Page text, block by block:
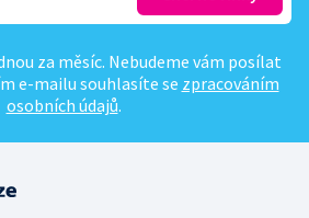
za měsíc. Nebudeme vám posílat
e-mailu souhlasíte se zpracováním
osobních údajů.